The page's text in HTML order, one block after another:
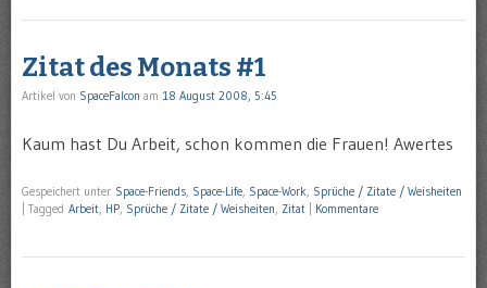
Zitat des Monats #1
Artikel von SpaceFalcon am 18 August 2008, 5:45
Kaum hast Du Arbeit, schon kommen die Frauen! Awertes
Gespeichert unter Space-Friends, Space-Life, Space-Work, Sprüche / Zitate / Weisheiten
Tagged Arbeit, HP, Sprüche / Zitate / Weisheiten, Zitat Kommentare